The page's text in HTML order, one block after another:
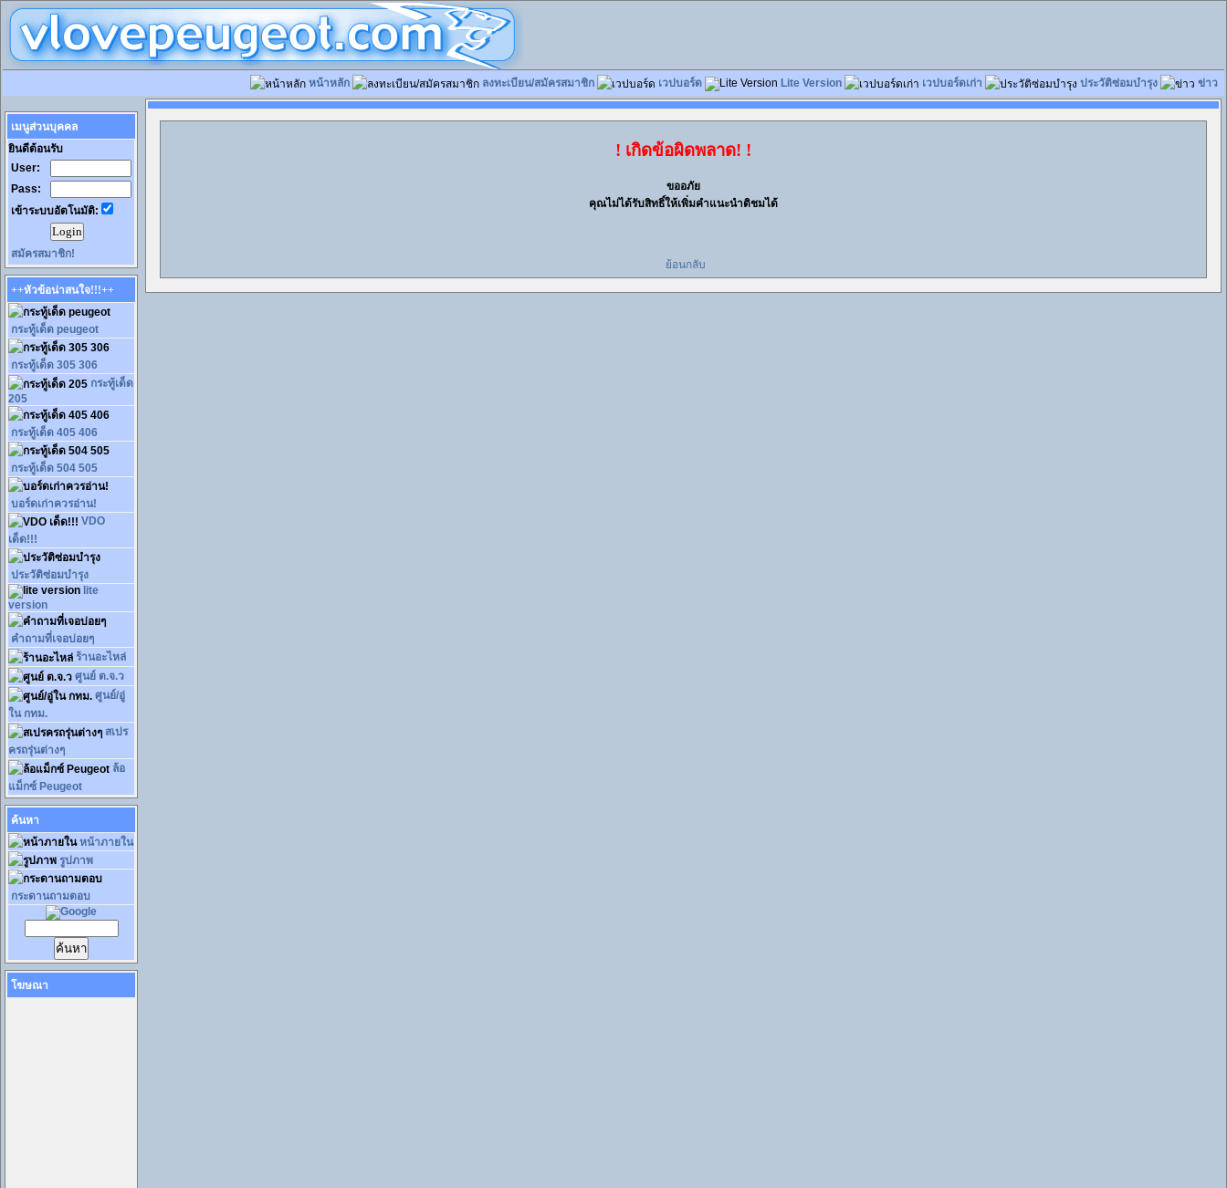
หน้าหลัก ลงทะเบียน/สมัครสมาชิก เวปบอร์ด Lite Version เวปบอร์ดเก่า ประวัติซ่อมบำรุง ข่าว
เมนูส่วนบุคคล
ยินดีต้อนรับ
User:
Pass:
เข้าระบบอัตโนมัติ:
สมัครสมาชิก!
++หัวข้อน่าสนใจ!!!++
กระทู้เด็ด peugeot
กระทู้เด็ด 305 306
กระทู้เด็ด
205
กระทู้เด็ด 405 406
กระทู้เด็ด 504 505
บอร์ดเก่าควรอ่าน!
VDO
เด็ด!!!
ประวัติซ่อมบำรุง
lite
version
คำถามที่เจอบ่อยๆ
ร้านอะไหล่
ศูนย์ ต.จ.ว
ศูนย์/อู่
ใน กทม.
สเปร
ครถรุ่นต่างๆ
ล้อ
แม็กซ์ Peugeot
ค้นหา
หน้าภายใน
รูปภาพ
กระดานถามตอบ
โฆษณา
! เกิดข้อผิดพลาด! !
ขออภัย
คุณไม่ได้รับสิทธิ์ให้เพิ่มคำแนะนำติชมได้
ย้อนกลับ